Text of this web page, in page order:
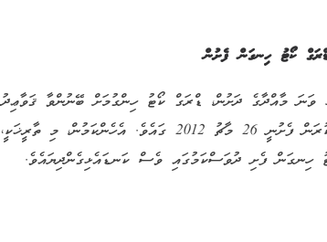
ކޯޓު ހިނގަން ފެށުން
މަސްތުވާތަކެއްޗާ ބެހޭ ޤާނޫނުގެ 34 ވަނަ މާއްދާގެ ދަށުން، ޑްރަގް ކޯޓު ހިންގުމަށް ބޭނުންވާ ޤަވާޢިދު
އެކުލަވާލައި، ގެޒެޓު ކުރެވި ޢަމަލުކުރަން ފެށުނީ 26 މާޗު 2012 ގައެވެ. އެހެންކަމުން، މި ތާރީޚަކީ،
ހިނގަން ފެށި ދުވަސްކަމުގައި ވެސް ކަނޑައެޅިގެންދިޔައެވެ.